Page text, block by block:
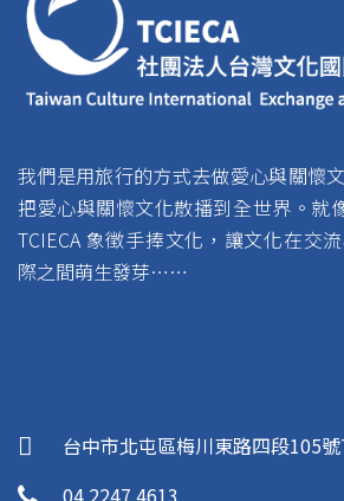
我們是用旅行的方式去做愛心與關懷
把愛心與關懷文化散播到全世界。就
TCIECA 象徵手捧文化，讓文化在交
際之間萌生發芽……
台中市北屯區梅川東路四段105
04 2247 4613